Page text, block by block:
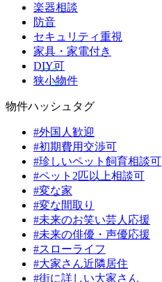
楽器相談
防音
セキュリティ重視
家具・家電付き
DIY可
狭小物件
物件ハッシュタグ
#外国人歓迎
#初期費用交渉可
#珍しいペット飼育相談可
#ペット2匹以上相談可
#変な家
#変な間取り
#未来のお笑い芸人応援
#未来の俳優・声優応援
#スローライフ
#大家さん近隣居住
#街に詳しい大家さん